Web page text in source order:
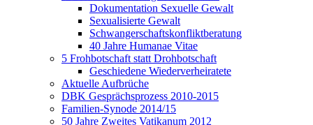
Dokumentation Sexuelle Gewalt
Sexualisierte Gewalt
Schwangerschaftskonfliktberatung
40 Jahre Humanae Vitae
5 Frohbotschaft statt Drohbotschaft
Geschiedene Wiederverheiratete
Aktuelle Aufbrüche
DBK Gesprächsprozess 2010-2015
Familien-Synode 2014/15
50 Jahre Zweites Vatikanum 2012